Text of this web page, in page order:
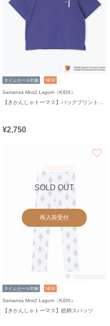
タイムセール対象 NEW
Samansa Mos2 Lagom（KIDS）
¥2,750
SOLD OUT
再入荷受付
タイムセール対象 NEW
Samansa Mos2 Lagom（KIDS）
【きかんしゃトーマス】総柄スパッツ